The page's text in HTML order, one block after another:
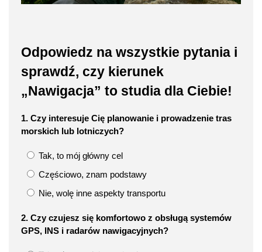
Odpowiedz na wszystkie pytania i
sprawdź, czy kierunek
„Nawigacja” to studia dla Ciebie!
1. Czy interesuje Cię planowanie i prowadzenie tras
morskich lub lotniczych?
Tak, to mój główny cel
Częściowo, znam podstawy
Nie, wolę inne aspekty transportu
2. Czy czujesz się komfortowo z obsługą systemów
GPS, INS i radarów nawigacyjnych?